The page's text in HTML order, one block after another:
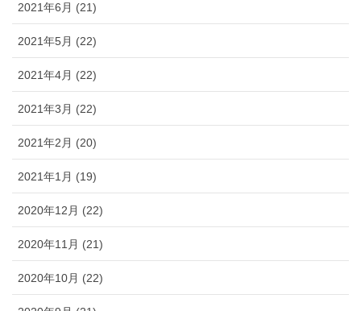
2021年6月 (21)
2021年5月 (22)
2021年4月 (22)
2021年3月 (22)
2021年2月 (20)
2021年1月 (19)
2020年12月 (22)
2020年11月 (21)
2020年10月 (22)